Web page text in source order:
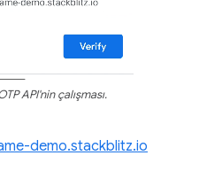
API'nin çalışması.
demo.stackblitz.io